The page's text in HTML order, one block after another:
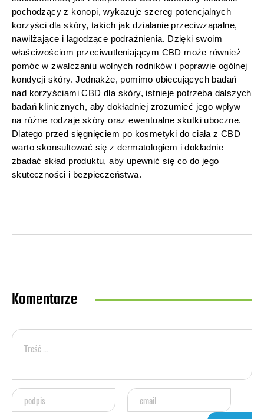
pochodzący z konopi, wykazuje szereg potencjalnych
korzyści dla skóry, takich jak działanie przeciwzapalne,
nawilżające i łagodzące podrażnienia. Dzięki swoim
właściwościom przeciwutleniającym CBD może również
pomóc w zwalczaniu wolnych rodników i poprawie ogólnej
kondycji skóry. Jednakże, pomimo obiecujących badań
nad korzyściami CBD dla skóry, istnieje potrzeba dalszych
badań klinicznych, aby dokładniej zrozumieć jego wpływ
na różne rodzaje skóry oraz ewentualne skutki uboczne.
Dlatego przed sięgnięciem po kosmetyki do ciała z CBD
warto skonsultować się z dermatologiem i dokładnie
zbadać skład produktu, aby upewnić się co do jego
skuteczności i bezpieczeństwa.
Komentarze